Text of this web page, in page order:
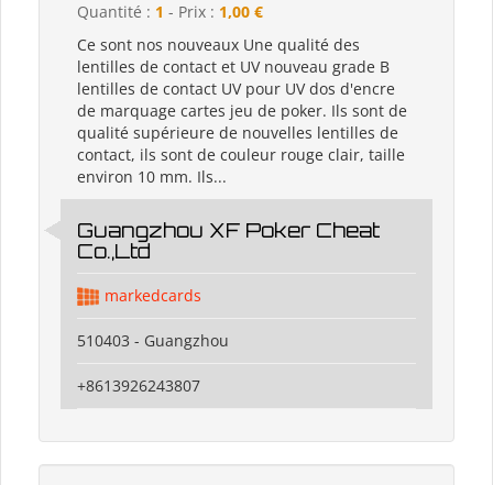
Quantité : 1 - Prix : 1,00 €
Ce sont nos nouveaux Une qualité des
lentilles de contact et UV nouveau grade B
lentilles de contact UV pour UV dos d'encre
de marquage cartes jeu de poker. Ils sont de
qualité supérieure de nouvelles lentilles de
contact, ils sont de couleur rouge clair, taille
environ 10 mm. Ils...
Guangzhou XF Poker Cheat
Co.,Ltd
markedcards
510403 - Guangzhou
+8613926243807